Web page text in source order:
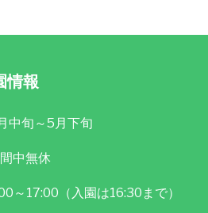
情報
中旬～5月下旬
中無休
～17:00（入園は16:30まで）